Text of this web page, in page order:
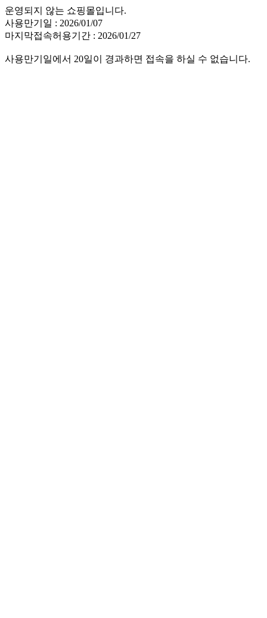
운영되지 않는 쇼핑몰입니다.
사용만기일 : 2026/01/07
마지막접속허용기간 : 2026/01/27
사용만기일에서 20일이 경과하면 접속을 하실 수 없습니다.